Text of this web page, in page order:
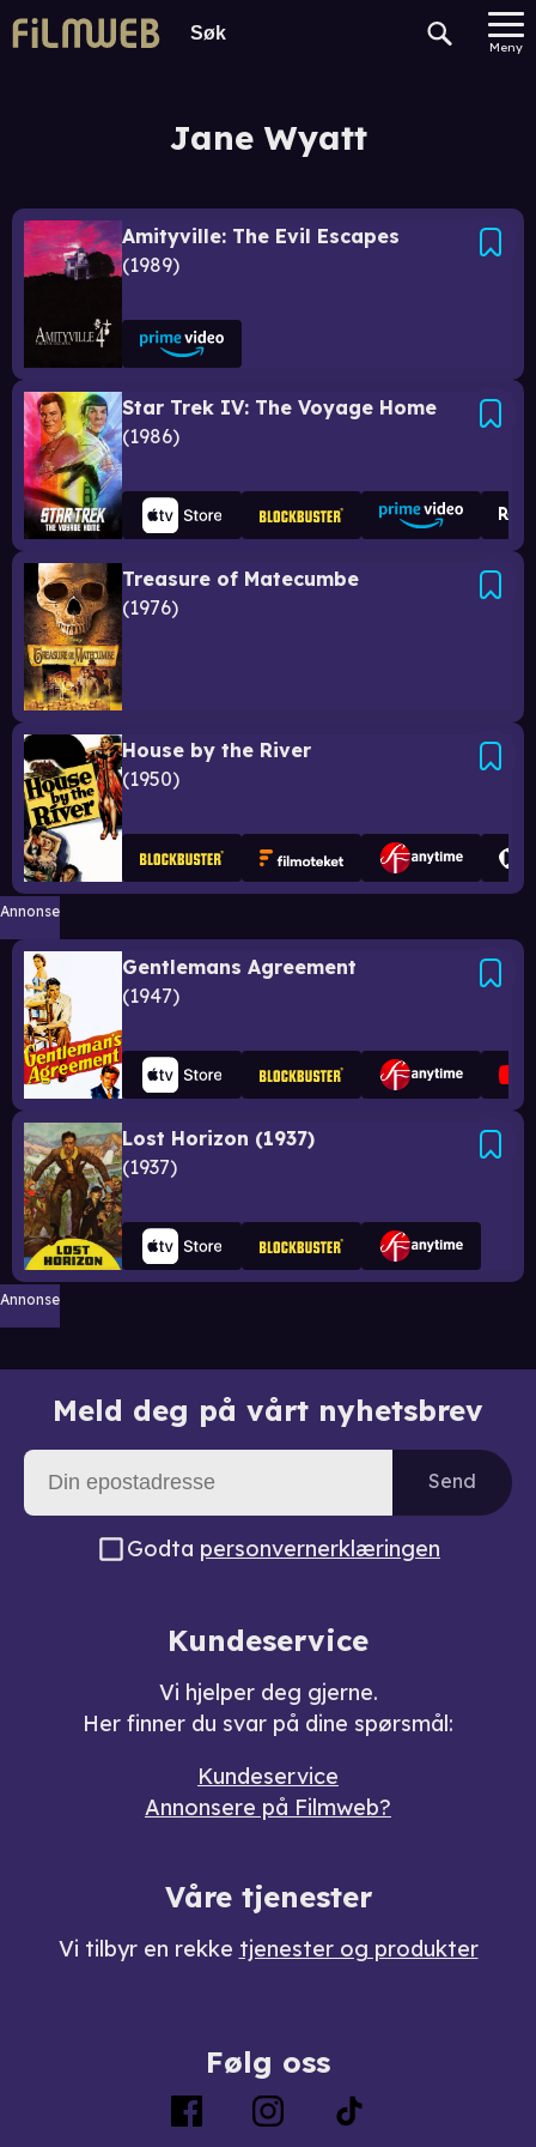
Meny
Jane Wyatt
Amityville: The Evil Escapes
1989
Star Trek IV: The Voyage Home
1986
Treasure of Matecumbe
1976
House by the River
1950
Annonse
Gentlemans Agreement
1947
Lost Horizon (1937)
1937
Annonse
Meld deg på vårt nyhetsbrev
Send
Godta personvernerklæringen
Kundeservice
Vi hjelper deg gjerne.
Her finner du svar på dine spørsmål:
Kundeservice
Annonsere på Filmweb?
Våre tjenester
Vi tilbyr en rekke tjenester og produkter
Følg oss